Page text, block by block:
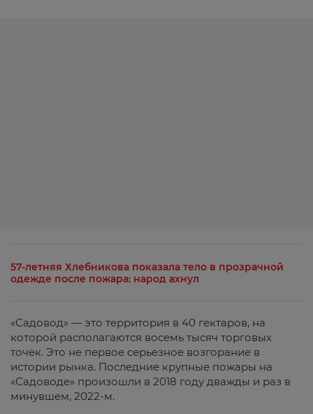
57-летняя Хлебникова показала тело в прозрачной
одежде после пожара: народ ахнул
«Садовод» — это территория в 40 гектаров, на
которой располагаются восемь тысяч торговых
точек. Это не первое серьезное возгорание в
истории рынка. Последние крупные пожары на
«Садоводе» произошли в 2018 году дважды и раз в
минувшем, 2022-м.